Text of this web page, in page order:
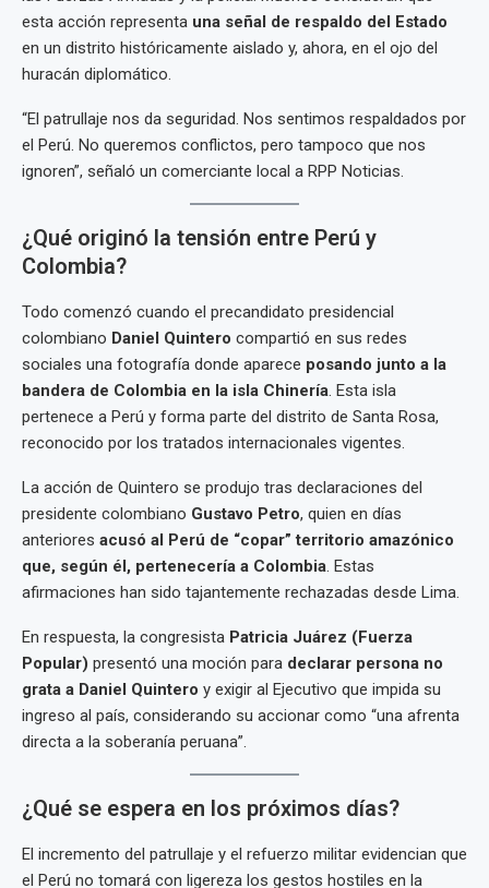
esta acción representa una señal de respaldo del Estado
en un distrito históricamente aislado y, ahora, en el ojo del
huracán diplomático.
“El patrullaje nos da seguridad. Nos sentimos respaldados por
el Perú. No queremos conflictos, pero tampoco que nos
ignoren”, señaló un comerciante local a RPP Noticias.
¿Qué originó la tensión entre Perú y
Colombia?
Todo comenzó cuando el precandidato presidencial
colombiano Daniel Quintero compartió en sus redes
sociales una fotografía donde aparece posando junto a la
bandera de Colombia en la isla Chinería. Esta isla
pertenece a Perú y forma parte del distrito de Santa Rosa,
reconocido por los tratados internacionales vigentes.
La acción de Quintero se produjo tras declaraciones del
presidente colombiano Gustavo Petro, quien en días
anteriores acusó al Perú de “copar” territorio amazónico
que, según él, pertenecería a Colombia. Estas
afirmaciones han sido tajantemente rechazadas desde Lima.
En respuesta, la congresista Patricia Juárez (Fuerza
Popular) presentó una moción para declarar persona no
grata a Daniel Quintero y exigir al Ejecutivo que impida su
ingreso al país, considerando su accionar como “una afrenta
directa a la soberanía peruana”.
¿Qué se espera en los próximos días?
El incremento del patrullaje y el refuerzo militar evidencian que
el Perú no tomará con ligereza los gestos hostiles en la